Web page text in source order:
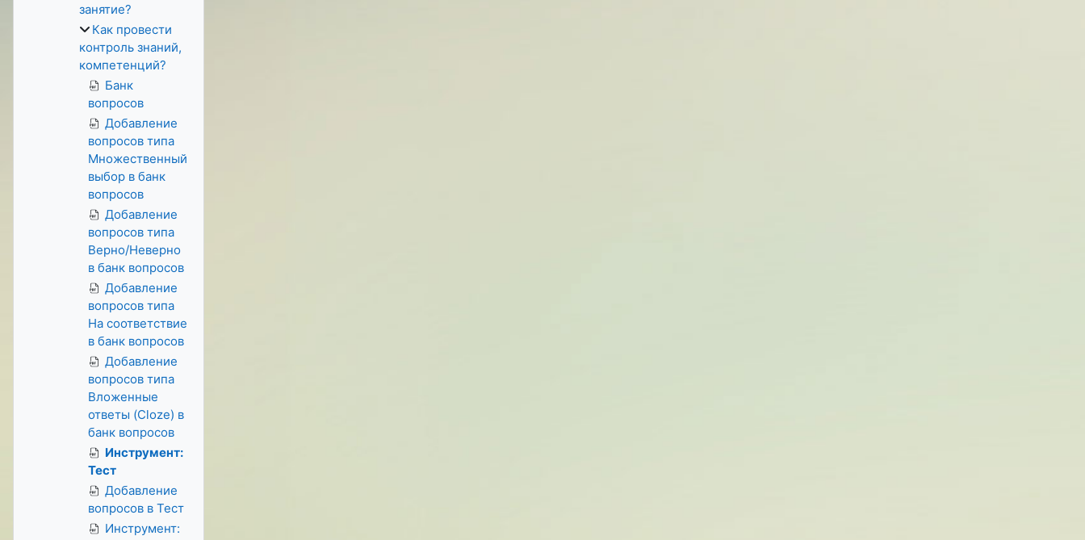
занятие?
Как провести
контроль знаний,
компетенций?
Банк
вопросов
Добавление
вопросов типа
Множественный
выбор в банк
вопросов
Добавление
вопросов типа
Верно/Неверно
в банк вопросов
Добавление
вопросов типа
На соответствие
в банк вопросов
Добавление
вопросов типа
Вложенные
ответы (Cloze) в
банк вопросов
Инструмент:
Тест
Добавление
вопросов в Тест
Инструмент: